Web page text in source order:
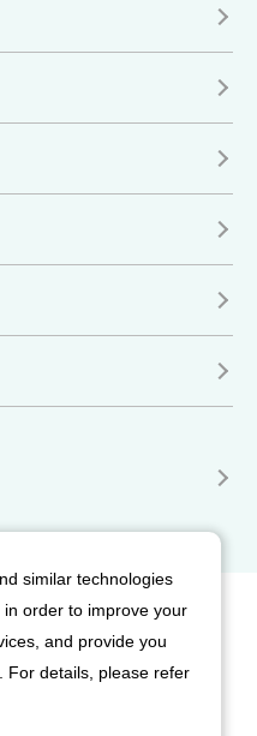
利用規約
（Cookie）ポリシー
ア利用規約
similar technologies
order to improve your
and provide you
For details, please refer